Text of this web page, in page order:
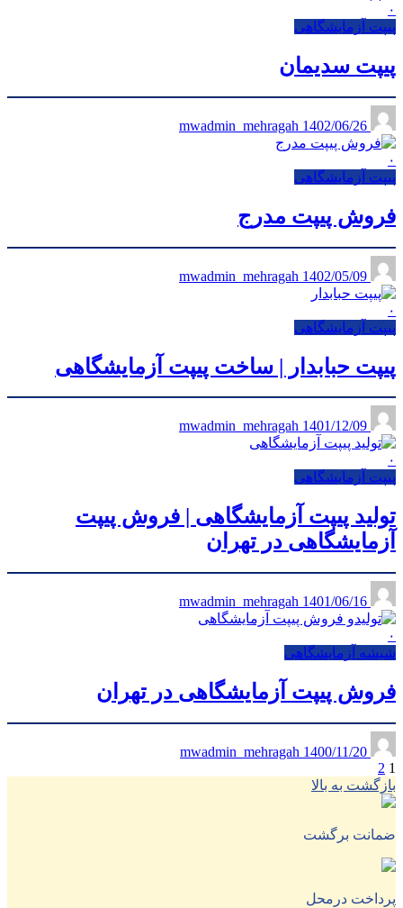
۰
پیپت آزمایشگاهی
پیپت سدیمان
1402/06/26
۰
پیپت آزمایشگاهی
فروش پیپت مدرج
1402/05/09
۰
پیپت آزمایشگاهی
پیپت حبابدار | ساخت پیپت آزمایشگاهی
1401/12/09
۰
پیپت آزمایشگاهی
تولید پیپت آزمایشگاهی | فروش پیپت
آزمایشگاهی در تهران
1401/06/16
۰
شیشه آزمایشگاهی
فروش پیپت آزمایشگاهی در تهران
1400/11/20
1
2
بازگشت به بالا
ضمانت برگشت
پرداخت درمحل